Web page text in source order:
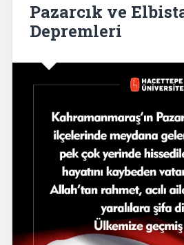
Pazarcık ve
Depremleri